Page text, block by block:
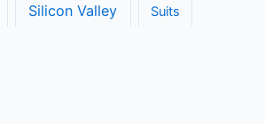
Silicon Valley Suits